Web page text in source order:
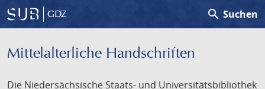
GDZ search Suchen
Mittelalterliche Handschriften
Die Niedersächsische Staats- und Universitätsbibliothek